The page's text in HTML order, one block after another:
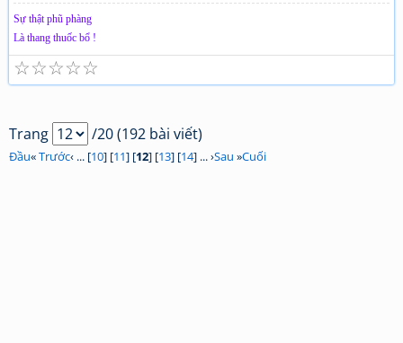
Sự thật phũ phàng
Là thang thuốc bổ !
☆
☆
☆
☆
☆
Trang /20 (192 bài viết)
Đầu«Trước‹ ... [10] [11] [12] [13] [14] ... ›Sau »Cuối